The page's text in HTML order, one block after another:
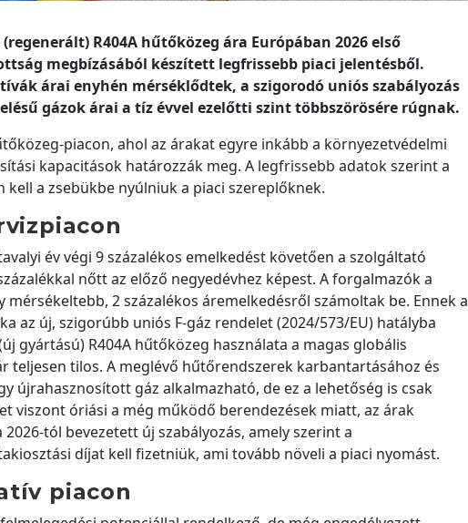
R404A hűtőközeg ára Európában 2026 első
megbízásából készített legfrissebb piaci jelentésből.
árai enyhén mérséklődtek, a szigorodó uniós szabályozás
gázok árai a tíz évvel ezelőtti szint többszörösére rúgnak.
piacon, ahol az árakat egyre inkább a környezetvédelmi
kapacitások határozzák meg. A legfrissebb adatok szerint a
a zsebükbe nyúlniuk a piaci szereplőknek.
év végi 9 százalékos emelkedést követően a szolgáltató
nőtt az előző negyedévhez képest. A forgalmazók a
2 százalékos áremelkedésről számoltak be. Ennek a
az új, szigorúbb uniós F-gáz rendelet (2024/573/EU) hatályba
gyártású) R404A hűtőközeg használata a magas globális
teljesen tilos. A meglévő hűtőrendszerek karbantartásához és
újrahasznosított gáz alkalmazható, de ez a lehetőség is csak
viszont óriási a még működő berendezések miatt, az árak
tól bevezetett új szabályozás, amely szerint a
díjat kell fizetniük, ami tovább növeli a piaci nyomást.
piacon